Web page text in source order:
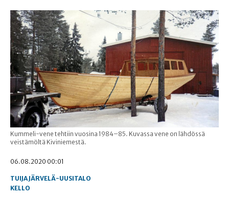
Kummeli-vene tehtiin vuosina 1984–85. Kuvassa vene on lähdössä
veistämöltä Kiviniemestä.
06.08.2020 00:01
TUIJA JÄRVELÄ-UUSITALO
KELLO